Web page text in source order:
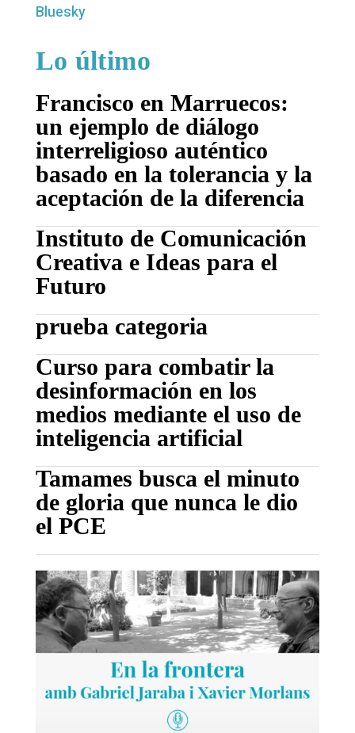
Bluesky
Lo último
Francisco en Marruecos:
un ejemplo de diálogo
interreligioso auténtico
basado en la tolerancia y la
aceptación de la diferencia
Instituto de Comunicación
Creativa e Ideas para el
Futuro
prueba categoria
Curso para combatir la
desinformación en los
medios mediante el uso de
inteligencia artificial
Tamames busca el minuto
de gloria que nunca le dio
el PCE